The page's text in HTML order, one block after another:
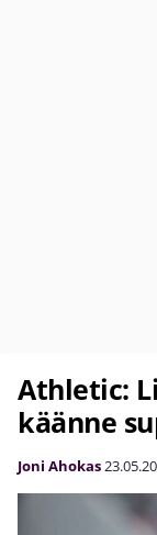
Athletic:
käänne
Joni Ahokas